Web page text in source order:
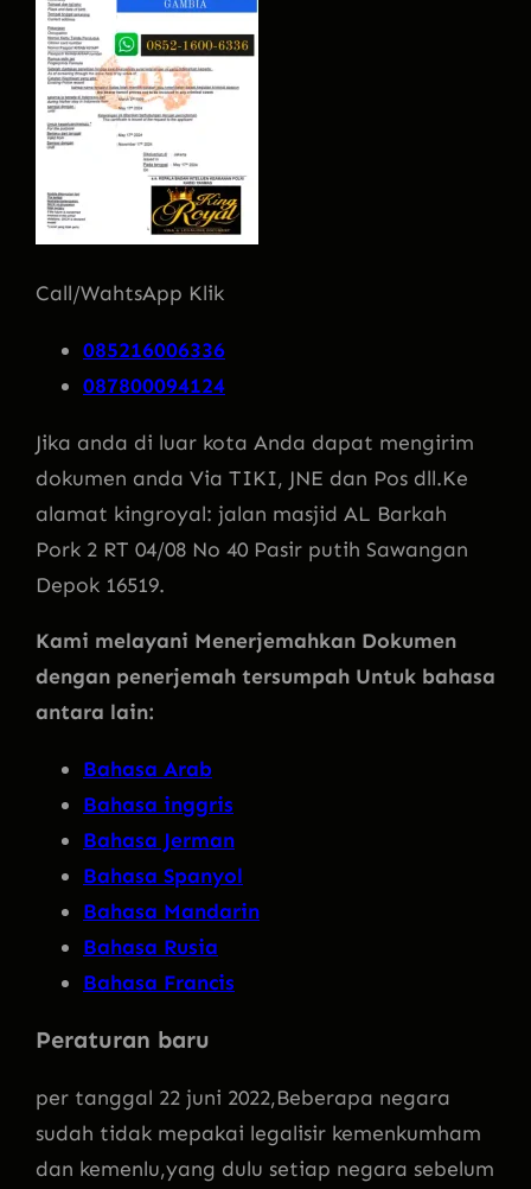
Call/WahtsApp Klik
085216006336
087800094124
Jika anda di luar kota Anda dapat mengirim
dokumen anda Via TIKI, JNE dan Pos dll.Ke
alamat kingroyal: jalan masjid AL Barkah
Pork 2 RT 04/08 No 40 Pasir putih Sawangan
Depok 16519.
Kami melayani Menerjemahkan Dokumen
dengan penerjemah tersumpah Untuk bahasa
antara lain:
Bahasa Arab
Bahasa inggris
Bahasa Jerman
Bahasa Spanyol
Bahasa Mandarin
Bahasa Rusia
Bahasa Francis
Peraturan baru
per tanggal 22 juni 2022,Beberapa negara
sudah tidak mepakai legalisir kemenkumham
dan kemenlu,yang dulu setiap negara sebelum